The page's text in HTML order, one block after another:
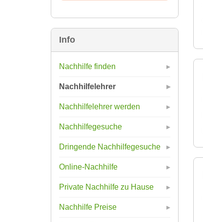
Info
Nachhilfe finden
Nachhilfelehrer
Nachhilfelehrer werden
Nachhilfegesuche
Dringende Nachhilfegesuche
Online-Nachhilfe
Private Nachhilfe zu Hause
Nachhilfe Preise